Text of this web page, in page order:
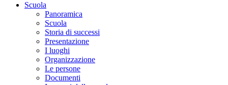
Scuola
Panoramica
Scuola
Storia di successi
Presentazione
I luoghi
Organizzazione
Le persone
Documenti